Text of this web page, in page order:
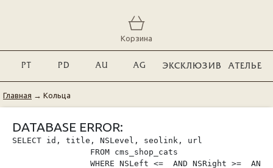
Корзина
PT PD AU AG ЭКСКЛЮЗИВ АТЕЛЬЕ
Главная → Кольца
DATABASE ERROR:
SELECT id, title, NSLevel, seolink, url
                FROM cms_shop_cats
WHERE NSLeft <=  AND NSRight >=  AND